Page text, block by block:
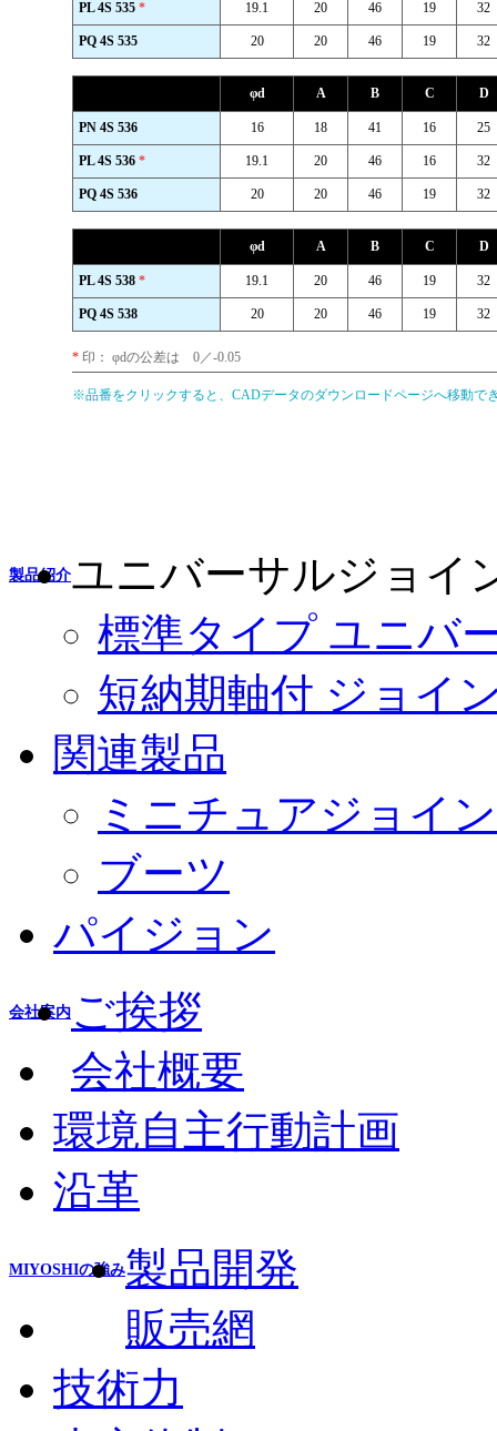
PL 4S 535 * 19.1 20 46 19 32
PQ 4S 535 20 20 46 19 32
φd A B C D
PN 4S 536 16 18 41 16 25
PL 4S 536 * 19.1 20 46 16 32
PQ 4S 536 20 20 46 19 32
φd A B C D
PL 4S 538 * 19.1 20 46 19 32
PQ 4S 538 20 20 46 19 32
* 印： φdの公差は 0／-0.05
※品番をクリックすると、CADデータのダウンロードページへ移動で
製品紹介ユニバーサルジョイ
標準タイプ ユニバ
短納期軸付 ジョイ
関連製品
ミニチュアジョイ
ブーツ
パイジョン
会社案内 ご挨拶
会社概要
環境自主行動計画
沿革
MIYOSHIの強み製品開発
販売網
技術力